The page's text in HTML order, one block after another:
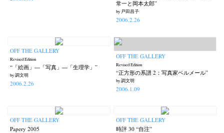
常一と岡本太郎”
by 戸田昌子
2006.2.26
OFF THE GALLERY
Revised Edition
“「絵画」―「写真」―「生理学」”
by 調文明
2006.2.26
OFF THE GALLERY
Revised Edition
“正方形の系譜 2：写真家ベルメール”
by 調文明
2006.1.09
OFF THE GALLERY
Papery 2005
OFF THE GALLERY
時評 30 “自注”